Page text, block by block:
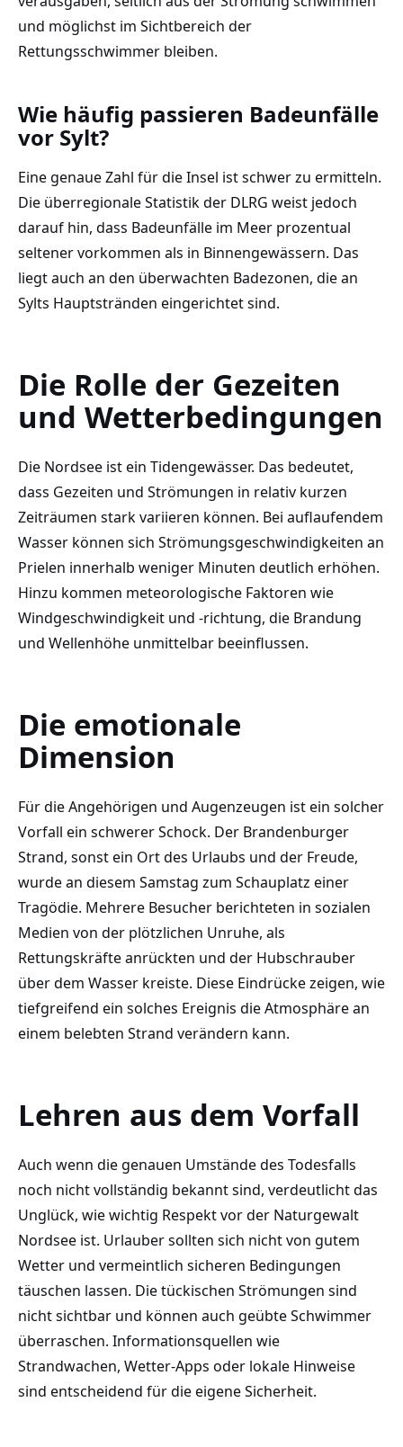
und möglichst im Sichtbereich der
Rettungsschwimmer bleiben.
Wie häufig passieren Badeunfälle
vor Sylt?
Eine genaue Zahl für die Insel ist schwer zu ermitteln.
Die überregionale Statistik der DLRG weist jedoch
darauf hin, dass Badeunfälle im Meer prozentual
seltener vorkommen als in Binnengewässern. Das
liegt auch an den überwachten Badezonen, die an
Sylts Hauptstränden eingerichtet sind.
Die Rolle der Gezeiten
und Wetterbedingungen
Die Nordsee ist ein Tidengewässer. Das bedeutet,
dass Gezeiten und Strömungen in relativ kurzen
Zeiträumen stark variieren können. Bei auflaufendem
Wasser können sich Strömungsgeschwindigkeiten an
Prielen innerhalb weniger Minuten deutlich erhöhen.
Hinzu kommen meteorologische Faktoren wie
Windgeschwindigkeit und -richtung, die Brandung
und Wellenhöhe unmittelbar beeinflussen.
Die emotionale
Dimension
Für die Angehörigen und Augenzeugen ist ein solcher
Vorfall ein schwerer Schock. Der Brandenburger
Strand, sonst ein Ort des Urlaubs und der Freude,
wurde an diesem Samstag zum Schauplatz einer
Tragödie. Mehrere Besucher berichteten in sozialen
Medien von der plötzlichen Unruhe, als
Rettungskräfte anrückten und der Hubschrauber
über dem Wasser kreiste. Diese Eindrücke zeigen, wie
tiefgreifend ein solches Ereignis die Atmosphäre an
einem belebten Strand verändern kann.
Lehren aus dem Vorfall
Auch wenn die genauen Umstände des Todesfalls
noch nicht vollständig bekannt sind, verdeutlicht das
Unglück, wie wichtig Respekt vor der Naturgewalt
Nordsee ist. Urlauber sollten sich nicht von gutem
Wetter und vermeintlich sicheren Bedingungen
täuschen lassen. Die tückischen Strömungen sind
nicht sichtbar und können auch geübte Schwimmer
überraschen. Informationsquellen wie
Strandwachen, Wetter-Apps oder lokale Hinweise
sind entscheidend für die eigene Sicherheit.